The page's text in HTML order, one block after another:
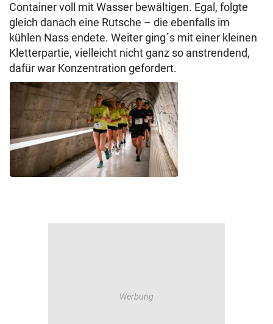
Container voll mit Wasser bewältigen. Egal, folgte
gleich danach eine Rutsche – die ebenfalls im
kühlen Nass endete. Weiter ging´s mit einer kleinen
Kletterpartie, vielleicht nicht ganz so anstrendend,
dafür war Konzentration gefordert.